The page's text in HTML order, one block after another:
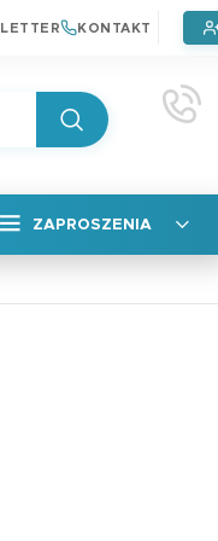
KONTAKT
ZAPROSZENIA